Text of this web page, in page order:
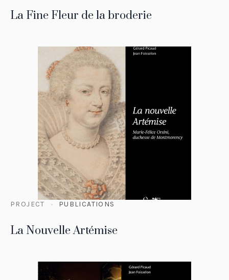
La Fine Fleur de la broderie
PROJECT PUBLICATIONS
La Nouvelle Artémise